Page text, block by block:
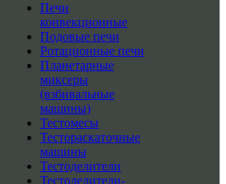
Печи
конвекционные
Подовые печи
Ротационные печи
Планетарные
миксеры
(взбивальные
машины)
Тестомесы
Тестораскаточные
машины
Тестоделители
Тестоделители-